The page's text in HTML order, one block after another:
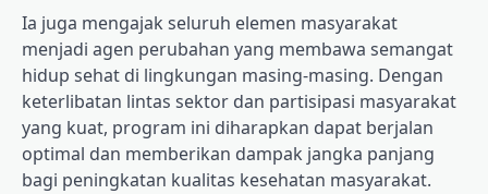
Ia juga mengajak seluruh elemen masyarakat
menjadi agen perubahan yang membawa semangat
hidup sehat di lingkungan masing-masing. Dengan
keterlibatan lintas sektor dan partisipasi masyarakat
yang kuat, program ini diharapkan dapat berjalan
optimal dan memberikan dampak jangka panjang
bagi peningkatan kualitas kesehatan masyarakat.